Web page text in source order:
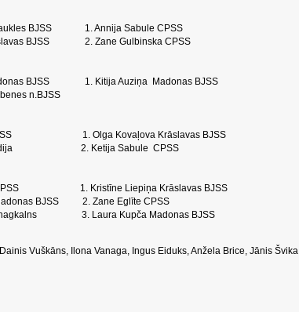
BJSS 1. Annija Sabule CPSS
BJSS 2. Zane Gulbinska CPSS
BJSS 1. Kitija Auziņa Madonas BJSS
n.BJSS
CPSS 1. Olga Kovaļova Krāslavas BJSS
2. Ketija Sabule CPSS
CPSS 1. Kristīne Liepiņa Krāslavas BJSS
BJSS 2. Zane Eglīte CPSS
3. Laura Kupča Madonas BJSS
Vuškāns, Ilona Vanaga, Ingus Eiduks, Anžela Brice, Jānis Švika